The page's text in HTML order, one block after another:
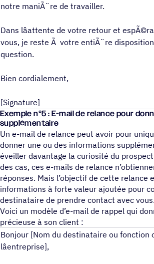
notre maniÃ¨re de travailler.
Dans lâattente de votre retour et
vous, je reste Ã votre entiÃ¨re
question.
Bien cordialement,
[Signature]
Exemple n°5 : E-mail de relance pour
supplémentaire
Un e-mail de relance peut avoir pour
donner une ou des informations
éveiller davantage la curiosité du
des cas, ces e-mails de relance
réponses. Mais l’objectif de cette relance
informations à forte valeur ajoutée pour
destinataire de prendre contact avec vous.
Voici un modèle d’e-mail de rappel qui
précieuse à son client :
Bonjour [Nom du destinataire ou fonction
lâentreprise],